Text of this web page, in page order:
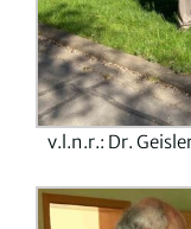
v.l.n.r.: Dr.